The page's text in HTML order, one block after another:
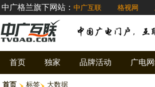
中广格兰旗下网站： 中广互联 格视网
首页 独家 品牌活动 广电
首页 标签 大数据